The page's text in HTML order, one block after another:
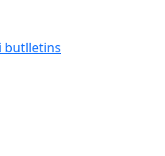
butlletins